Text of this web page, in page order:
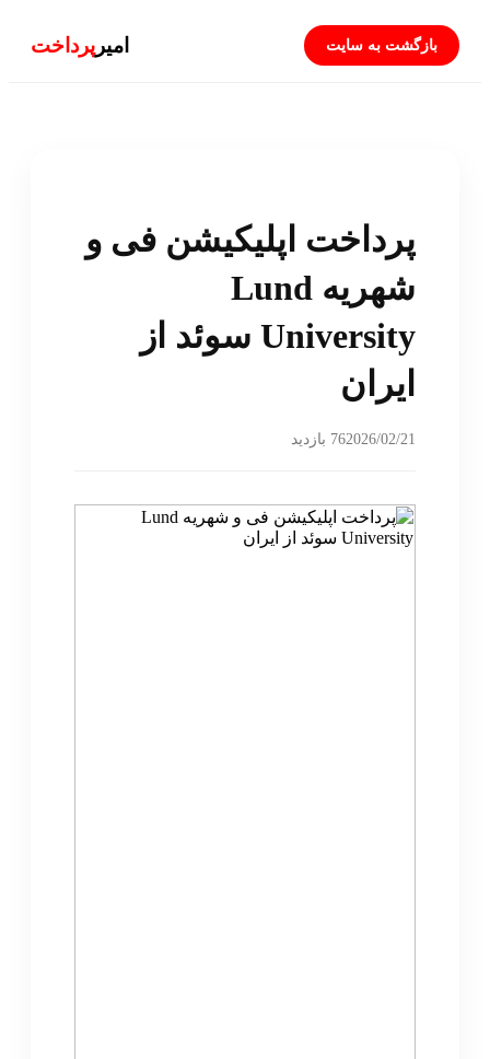
امیر پرداخت بازگشت به سایت
پرداخت اپلیکیشن فی و
شهریه Lund
University سوئد از
ایران
2026/02/2176 بازدید